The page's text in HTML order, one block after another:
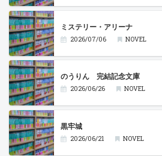
ミステリー・アリーナ
2026/07/06 NOVEL
のうりん 完結記念文庫
2026/06/26 NOVEL
黒牢城
2026/06/21 NOVEL